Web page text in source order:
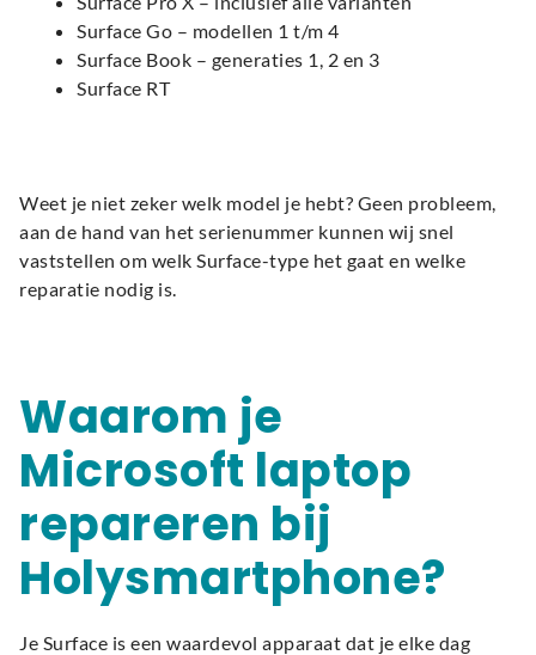
Surface Go – modellen 1 t/m 4
Surface Book – generaties 1, 2 en 3
Surface RT
Weet je niet zeker welk model je hebt? Geen probleem,
aan de hand van het serienummer kunnen wij snel
vaststellen om welk Surface-type het gaat en welke
reparatie nodig is.
Waarom je
Microsoft laptop
repareren bij
Holysmartphone?
Je Surface is een waardevol apparaat dat je elke dag